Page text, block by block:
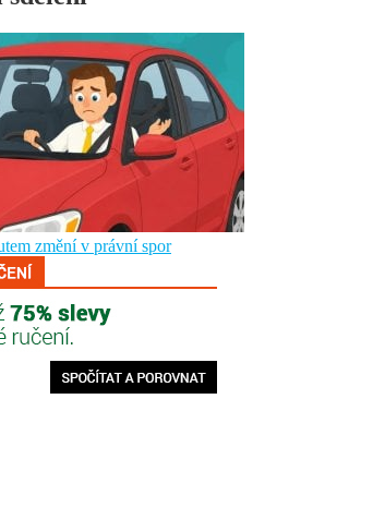
změní v právní spor